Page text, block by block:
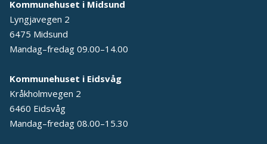
Kommunehuset i Midsund
Lyngjavegen 2
6475 Midsund
Mandag–fredag 09.00–14.00
Kommunehuset i Eidsvåg
Kråkholmvegen 2
6460 Eidsvåg
Mandag–fredag 08.00–15.30